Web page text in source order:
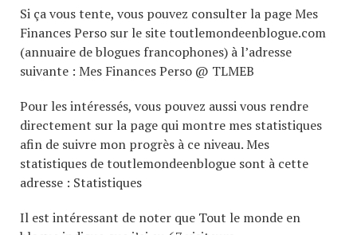
Si ça vous tente, vous pouvez consulter la page Mes
Finances Perso sur le site toutlemondeenblogue.com
(annuaire de blogues francophones) à l’adresse
suivante : Mes Finances Perso @ TLMEB
Pour les intéressés, vous pouvez aussi vous rendre
directement sur la page qui montre mes statistiques
afin de suivre mon progrès à ce niveau. Mes
statistiques de toutlemondeenblogue sont à cette
adresse : Statistiques
Il est intéressant de noter que Tout le monde en